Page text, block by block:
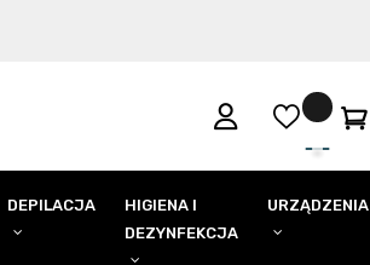
DEPILACJA
HIGIENA I
DEZYNFEKCJA
URZĄDZENIA